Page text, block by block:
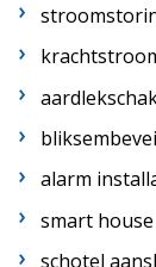
alarm
smart
schotel